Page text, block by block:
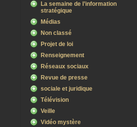
La semaine de l’information
stratégique
Médias
Non classé
Projet de loi
Renseignement
Réseaux sociaux
Revue de presse
sociale et juridique
Télévision
Veille
Vidéo mystère